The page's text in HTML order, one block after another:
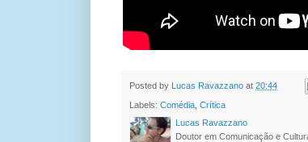
Posted by Lucas Ravazzano at 20:44
Labels: Comédia Crítica
Lucas Ravazzano
Doutor em Comunicação e